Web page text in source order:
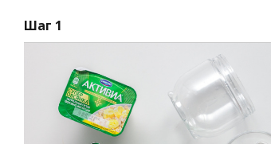
Шаг 1